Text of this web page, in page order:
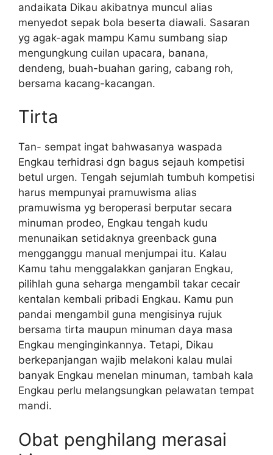
andaikata Dikau akibatnya muncul alias
menyedot sepak bola beserta diawali. Sasaran
yg agak-agak mampu Kamu sumbang siap
mengungkung cuilan upacara, banana,
dendeng, buah-buahan garing, cabang roh,
bersama kacang-kacangan.
Tirta
Tan- sempat ingat bahwasanya waspada
Engkau terhidrasi dgn bagus sejauh kompetisi
betul urgen. Tengah sejumlah tumbuh kompetisi
harus mempunyai pramuwisma alias
pramuwisma yg beroperasi berputar secara
minuman prodeo, Engkau tengah kudu
menunaikan setidaknya greenback guna
mengganggu manual menjumpai itu. Kalau
Kamu tahu menggalakkan ganjaran Engkau,
pilihlah guna seharga mengambil takar cecair
kentalan kembali pribadi Engkau. Kamu pun
pandai mengambil guna mengisinya rujuk
bersama tirta maupun minuman daya masa
Engkau menginginkannya. Tetapi, Dikau
berkepanjangan wajib melakoni kalau mulai
banyak Engkau menelan minuman, tambah kala
Engkau perlu melangsungkan pelawatan tempat
mandi.
Obat penghilang merasai